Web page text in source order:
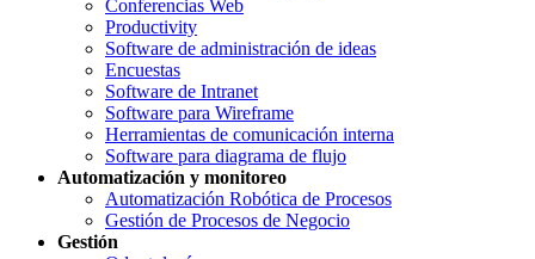
Conferencias Web
Productivity
Software de administración de ideas
Encuestas
Software de Intranet
Software para Wireframe
Herramientas de comunicación interna
Software para diagrama de flujo
Automatización y monitoreo
Automatización Robótica de Procesos
Gestión de Procesos de Negocio
Gestión